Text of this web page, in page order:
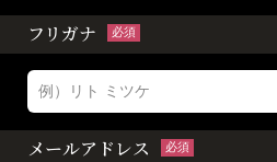
フリガナ 必須
メールアドレス 必須